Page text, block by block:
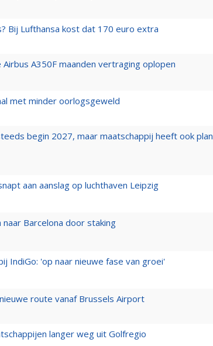
Bij Lufthansa kost dat 170 euro extra
A350F maanden vertraging oplopen
met minder oorlogsgeweld
begin 2027, maar maatschappij heeft ook plan
aan aanslag op luchthaven Leipzig
Barcelona door staking
IndiGo: 'op naar nieuwe fase van groei'
route vanaf Brussels Airport
langer weg uit Golfregio